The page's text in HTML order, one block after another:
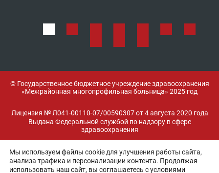
© Государственное бюджетное учреждение здравоохранения
«Межрайонная многопрофильная больница» 2025 год
Лицензия № Л041-00110-07/00590307 от 4 августа 2020 года
Выдана Федеральной службой по надзору в сфере
здравоохранения
Разработка и поддержка:
Мы используем файлы cookie для улучшения работы сайта,
анализа трафика и персонализации контента. Продолжая
использовать наш сайт, вы соглашаетесь с условиями